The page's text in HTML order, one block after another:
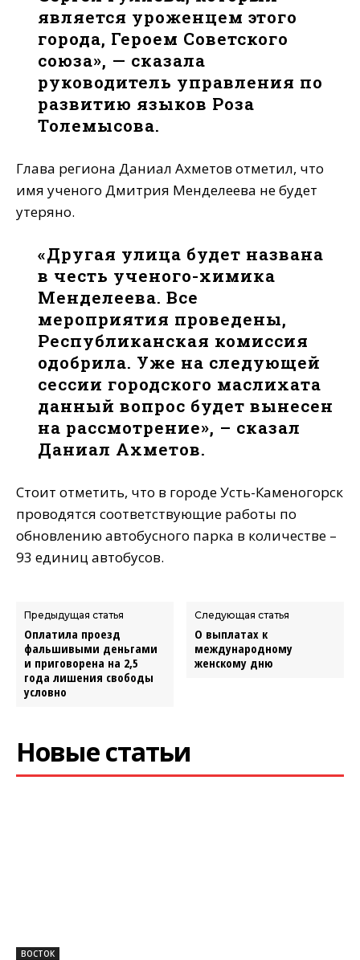
является уроженцем этого
города, Героем Советского
союза», — сказала
руководитель управления по
развитию языков Роза
Толемысова.
Глава региона Даниал Ахметов отметил, что
имя ученого Дмитрия Менделеева не будет
утеряно.
«Другая улица будет названа
в честь ученого-химика
Менделеева. Все
мероприятия проведены,
Республиканская комиссия
одобрила. Уже на следующей
сессии городского маслихата
данный вопрос будет вынесен
на рассмотрение», – сказал
Даниал Ахметов.
Стоит отметить, что в городе Усть-Каменогорск
проводятся соответствующие работы по
обновлению автобусного парка в количестве –
93 единиц автобусов.
Предыдущая статья
Оплатила проезд
фальшивыми деньгами
и приговорена на 2,5
года лишения свободы
условно
Следующая статья
О выплатах к
международному
женскому дню
Новые статьи
ВОСТОК